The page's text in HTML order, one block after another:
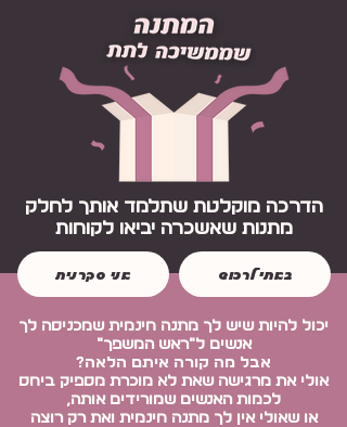
הדרכה מוקלטת שתלמד אותך לחלק
מתנות שאשכרה יביאו לקוחות
אני סקרנית
יכול להיות שיש לך מתנה חינמית שמכניסה לך
אנשים ל״ראש המשפך״
אבל מה קורה איתם הלאה?
אולי את מרגישה שאת לא מוכרת מספיק ביחס
לכמות האנשים שמורידים אותה,
או שאולי אין לך מתנה חינמית ואת רק רוצה
באתי לרכוש